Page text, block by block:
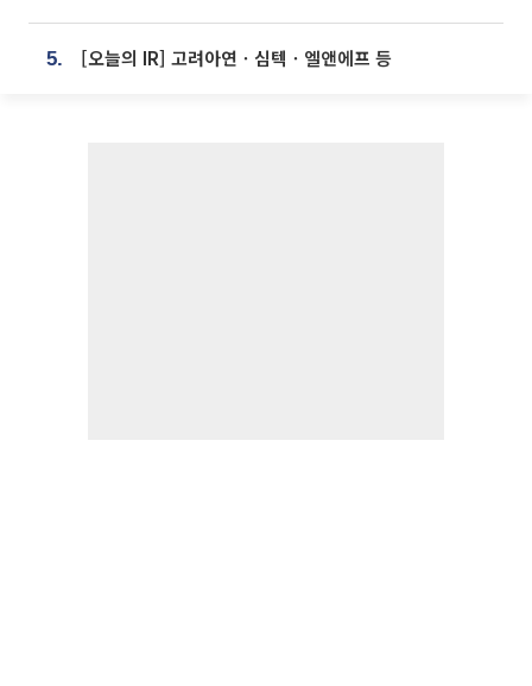
5. [오늘의 IR] 고려아연ㆍ심텍ㆍ엘앤에프 등